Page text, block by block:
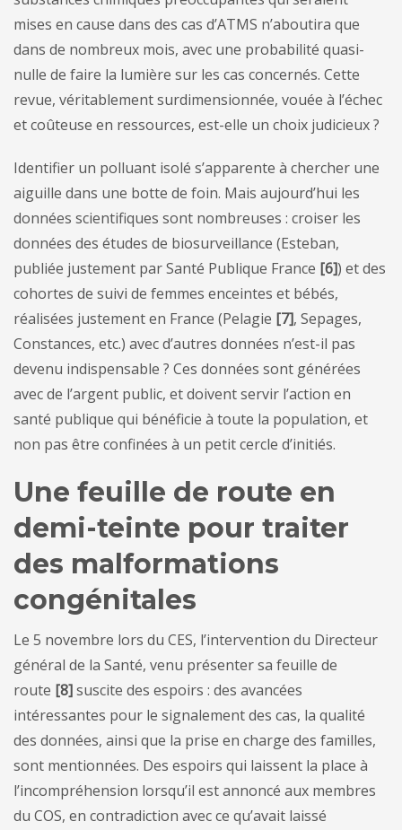
mises en cause dans des cas d’ATMS n’aboutira que
dans de nombreux mois, avec une probabilité quasi-
nulle de faire la lumière sur les cas concernés. Cette
revue, véritablement surdimensionnée, vouée à l’échec
et coûteuse en ressources, est-elle un choix judicieux ?
Identifier un polluant isolé s’apparente à chercher une
aiguille dans une botte de foin. Mais aujourd’hui les
données scientifiques sont nombreuses : croiser les
données des études de biosurveillance (Esteban,
publiée justement par Santé Publique France [6]) et des
cohortes de suivi de femmes enceintes et bébés,
réalisées justement en France (Pelagie [7], Sepages,
Constances, etc.) avec d’autres données n’est-il pas
devenu indispensable ? Ces données sont générées
avec de l’argent public, et doivent servir l’action en
santé publique qui bénéficie à toute la population, et
non pas être confinées à un petit cercle d’initiés.
Une feuille de route en
demi-teinte pour traiter
des malformations
congénitales
Le 5 novembre lors du CES, l’intervention du Directeur
général de la Santé, venu présenter sa feuille de
route [8]suscite des espoirs : des avancées
intéressantes pour le signalement des cas, la qualité
des données, ainsi que la prise en charge des familles,
sont mentionnées. Des espoirs qui laissent la place à
l’incompréhension lorsqu’il est annoncé aux membres
du COS, en contradiction avec ce qu’avait laissé